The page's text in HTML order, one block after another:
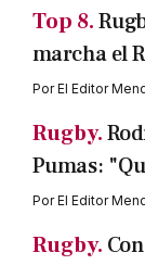
Top 8.
marcha el
PorEl Editor
Rugby.
Pumas:
PorEl Editor
Rugby.